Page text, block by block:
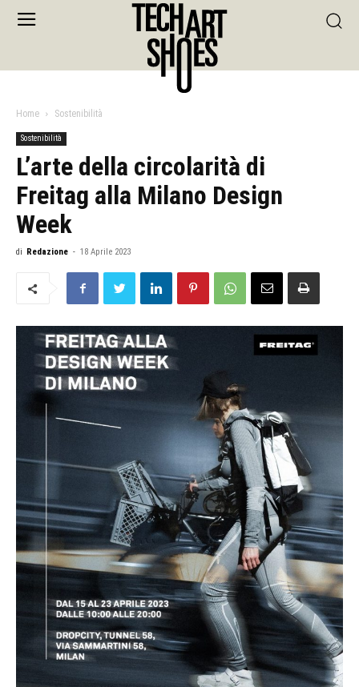
Home Sostenibilità
Sostenibilità
L’arte della circolarità di
Freitag alla Milano Design
Week
di Redazione - 18 Aprile 2023